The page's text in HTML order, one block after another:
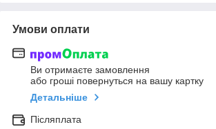
Умови оплати
Ви отримаєте замовлення
або гроші повернуться на вашу картку
Детальніше
Післяплата